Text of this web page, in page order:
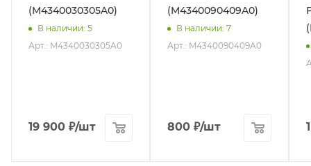
(M4340030305A0)
В наличии: 5
Арт.: M4340030305A0
19 900 ₽/шт
(M4340090409A0)
В наличии: 7
Арт.: M4340090409A0
800 ₽/шт